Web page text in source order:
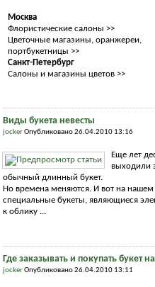
Москва
Флористические салоны >>
Цветочные магазины, оранжереи,
портбукетницы >>
Санкт-Петербург
Салоны и магазины цветов >>
Виды букета невесты
jockerОпубликовано 26.04.2010 13:16
Еще лет
выходили
обычный длинный букет.
Но времена меняются. И вот на
специальные букеты, являющиеся
к облику ...
Где заказывать и покупать букет
jockerОпубликовано 26.04.2010 13:11